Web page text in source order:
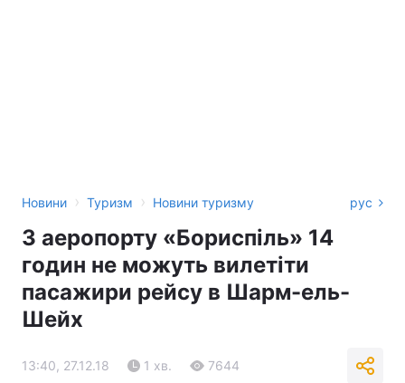
Новини › Туризм › Новини туризму рус
З аеропорту «Бориспіль» 14
годин не можуть вилетіти
пасажири рейсу в Шарм-ель-
Шейх
13:40, 27.12.18 1 хв. 7644